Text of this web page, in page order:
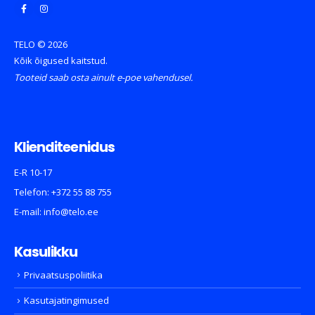
TELO © 2026
Kõik õigused kaitstud.
Tooteid saab osta ainult e-poe vahendusel.
Klienditeenidus
E-R 10-17
Telefon: +372 55 88 755
E-mail: info@telo.ee
Kasulikku
Privaatsuspoliitika
Kasutajatingimused